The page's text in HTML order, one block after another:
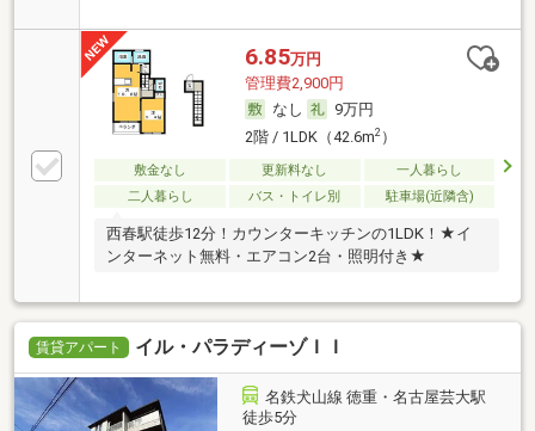
6.85万円
管理費2,900円
なし
9万円
2階 / 1LDK（42.6m2）
敷金なし 更新料なし
一人暮らし
二人暮らし
バス・トイレ別 駐車場(近隣含)
西春駅徒歩12分！カウンターキッチンの1LDK！★イ
ンターネット無料・エアコン2台・照明付き★
賃貸アパート イル・パラディーゾＩＩ
名鉄犬山線 徳重・名古屋芸大駅
徒歩5分